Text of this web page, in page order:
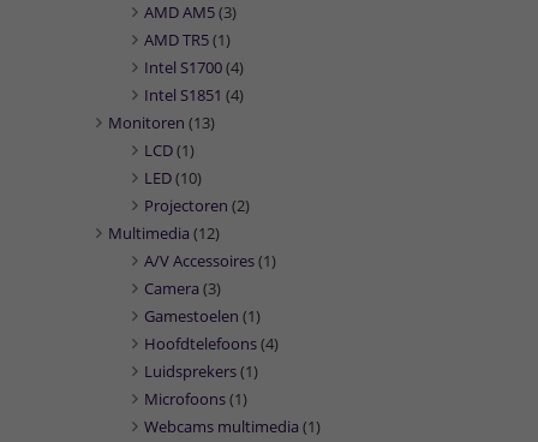
AMD AM5(3)
AMD TR5(1)
Intel S1700(4)
Intel S1851 (4)
Monitoren (13)
LCD(1)
LED(10)
Projectoren (2)
Multimedia (12)
A/V Accessoires(1)
Camera (3)
Gamestoelen (1)
Hoofdtelefoons(4)
Luidsprekers(1)
Microfoons(1)
Webcams multimedia (1)